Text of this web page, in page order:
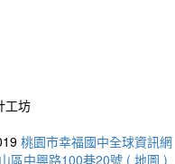
工坊
桃園市幸福國中全球資訊網
區中興路100巷20號 ( 地圖 )